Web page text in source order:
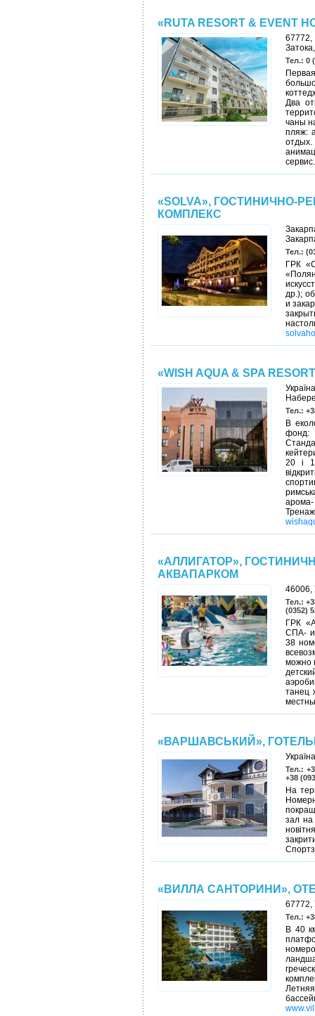
«RUTA RESORT & EVENT
67772,
Тел.: 0
Два
чаны
пляж:
«SOLVA»,
КОМПЛЕКС
Тел.:
ГРК
др.);
и
«WISH AQUA & SPA
Тел.:
В
фонд:
20 і
арома-
«АЛЛИГАТОР»,
АКВАПАРКОМ
46006,
Тел.:
(0352)
ГРК
СПА- и
38
можно
танец
«ВАРШАВСЬКИЙ»,
Тел.:
+38
На
зал на
«ВИЛЛА САНТОРИНИ»,
67772,
Тел.:
В 40